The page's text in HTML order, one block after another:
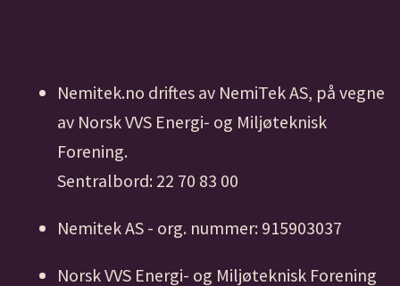
Nemitek.no driftes av NemiTek AS, på vegne
av Norsk VVS Energi- og Miljøteknisk
Forening.
Sentralbord: 22 70 83 00
Nemitek AS - org. nummer: 915903037
Norsk VVS Energi- og Miljøteknisk Forening